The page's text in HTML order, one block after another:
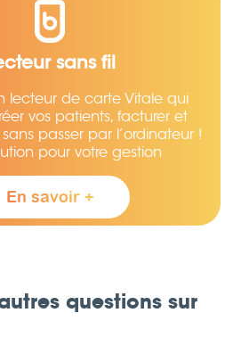
sans fil
lecteur de carte Vitale qui
vos patients, facturer et
passer par l’ordinateur !
pour votre gestion
En savoir +
questions sur